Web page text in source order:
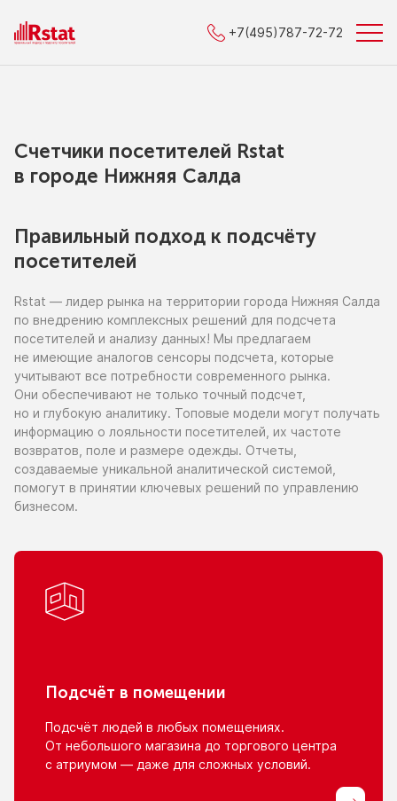
+7(495)787-72-72
Счетчики посетителей Rstat
в городe Нижняя Салда
Правильный подход к подсчёту
посетителей
Rstat — лидер рынка на территории города Нижняя Салда
по внедрению комплексных решений для подсчета
посетителей и анализу данных! Мы предлагаем
не имеющие аналогов сенсоры подсчета, которые
учитывают все потребности современного рынка.
Они обеспечивают не только точный подсчет,
но и глубокую аналитику. Топовые модели могут получать
информацию о лояльности посетителей, их частоте
возвратов, поле и размере одежды. Отчеты,
создаваемые уникальной аналитической системой,
помогут в принятии ключевых решений по управлению
бизнесом.
Подсчёт в помещении
Подсчёт людей в любых помещениях.
От небольшого магазина до торгового центра
с атриумом — даже для сложных условий.